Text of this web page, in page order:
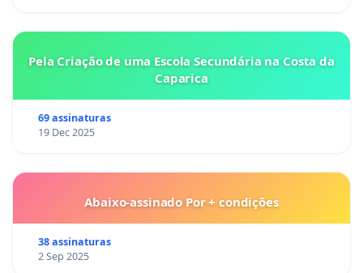
Pela Criação de uma Escola Secundária na Costa da
Caparica
69 assinaturas
19 Dec 2025
Abaixo-assinado Por + condições
38 assinaturas
2 Sep 2025